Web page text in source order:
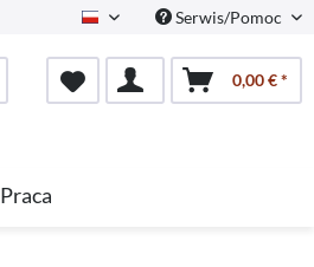
Polish Serwis/Pomoc
0,00 € *
Praca